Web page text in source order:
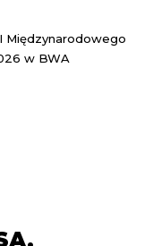
Międzynarodowego
w BWA